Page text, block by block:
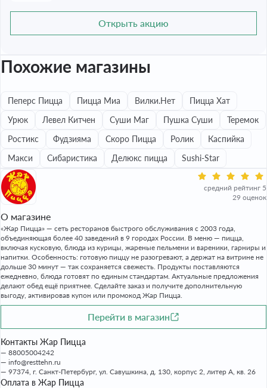
Открыть акцию
Похожие магазины
Пеперс Пицца Пицца Миа Вилки.Нет
Пицца Хат
Урюк
Левел Китчен Суши Маг Пушка Суши
Теремок
Ростикс
Фудзияма Скоро Пицца Ролик
Каспийка
Макси
Сибаристика Делюкс пицца Sushi-Star
средний рейтинг 5
29 оценок
О магазине
«Жар Пицца» — сеть ресторанов быстрого обслуживания с 2003 года,
объединяющая более 40 заведений в 9 городах России. В меню — пицца,
включая кусковую, блюда из курицы, жареные пельмени и вареники, гарниры и
напитки. Особенность: готовую пиццу не разогревают, а держат на витрине не
дольше 30 минут — так сохраняется свежесть. Продукты поставляются
ежедневно, блюда готовят по единым стандартам. Актуальные предложения
делают обед ещё приятнее. Сделайте заказ и получите дополнительную
выгоду, активировав купон или промокод Жар Пицца.
Перейти в магазин
Контакты Жар Пицца
88005004242
info@resttehn.ru
97374, г. Санкт-Петербург, ул. Савушкина, д. 130, корпус 2, литер А, кв. 26
Оплата в Жар Пицца